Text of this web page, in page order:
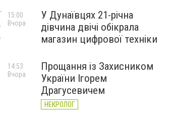
У Дунаївцях 21-річна
дівчина двічі обікрала
магазин цифрової техніки
15:00
Вчора
Прощання із Захисником
України Ігорем
Драгусевичем
НЕКРОЛОГ
14:53
Вчора